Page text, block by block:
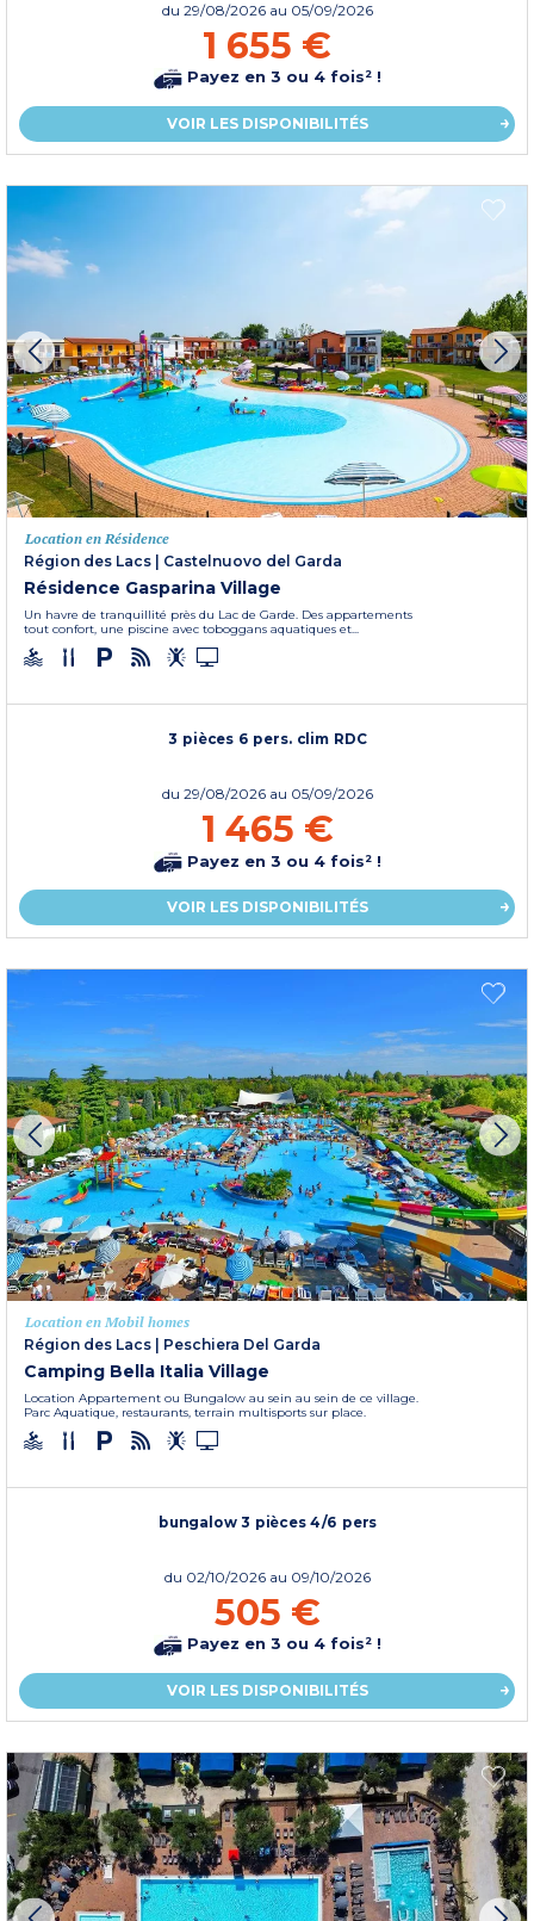
du 29/08/2026 au 05/09/2026
1 655 €
Payez en 3 ou 4 fois² !
VOIR LES DISPONIBILITÉS
Location en Résidence
Région des Lacs
Castelnuovo del Garda
Résidence Gasparina Village
Un havre de tranquillité près du Lac de Garde. Des appartements
tout confort, une piscine avec toboggans aquatiques et...
3 pièces 6 pers. clim RDC
du 29/08/2026 au 05/09/2026
1 465 €
Payez en 3 ou 4 fois² !
VOIR LES DISPONIBILITÉS
Location en Mobil homes
Région des Lacs
Peschiera Del Garda
Camping Bella Italia Village
Location Appartement ou Bungalow au sein au sein de ce village.
Parc Aquatique, restaurants, terrain multisports sur place.
bungalow 3 pièces 4/6 pers
du 02/10/2026 au 09/10/2026
505 €
Payez en 3 ou 4 fois² !
VOIR LES DISPONIBILITÉS